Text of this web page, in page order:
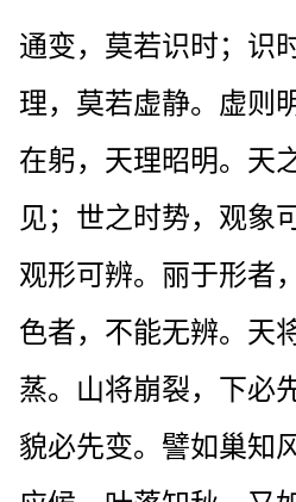
通变，莫若识时；识
理，莫若虚静。虚则
在躬，天理昭明。天
见；世之时势，观象
观形可辨。丽于形者
色者，不能无辨。天
蒸。山将崩裂，下必
貌必先变。譬如巢知